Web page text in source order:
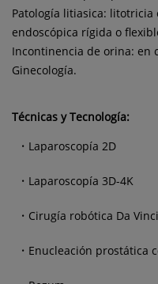
Patología litiasica:
endoscópica rígida o
Incontinencia de orina: en
Ginecología.
Técnicas y Tecnología:
Laparoscopía 2D
Laparoscopía 3D-4K
Cirugía robótica Da Vinci
Enucleación prostática